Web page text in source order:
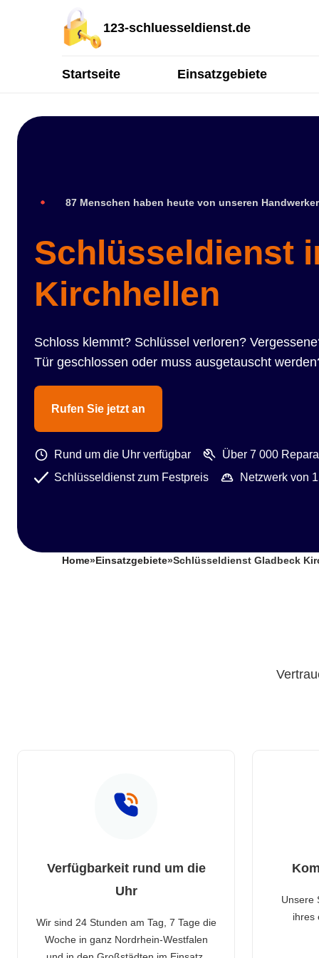
123-schluesseldienst.de
Startseite Einsatzgebiete
87 Menschen haben heute von unseren
Schlüsseldienst
Kirchhellen
Schloss klemmt? Schlüssel verloren?
Tür geschlossen oder muss ausgetauscht
Rufen Sie jetzt an
Rund um die Uhr verfügbar
Über 7 000
Schlüsseldienst zum Festpreis
Netzwerk von
Home» Einsatzgebiete»Schlüsseldienst Gladbeck
Verfügbarkeit rund um die
Uhr
Wir sind 24 Stunden am Tag, 7 Tage die
Woche in ganz Nordrhein-Westfalen
Unsere
ihres